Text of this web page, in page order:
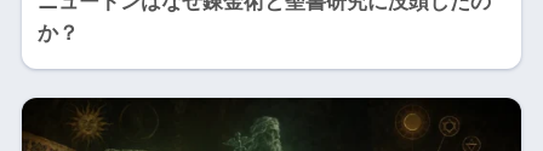
か？